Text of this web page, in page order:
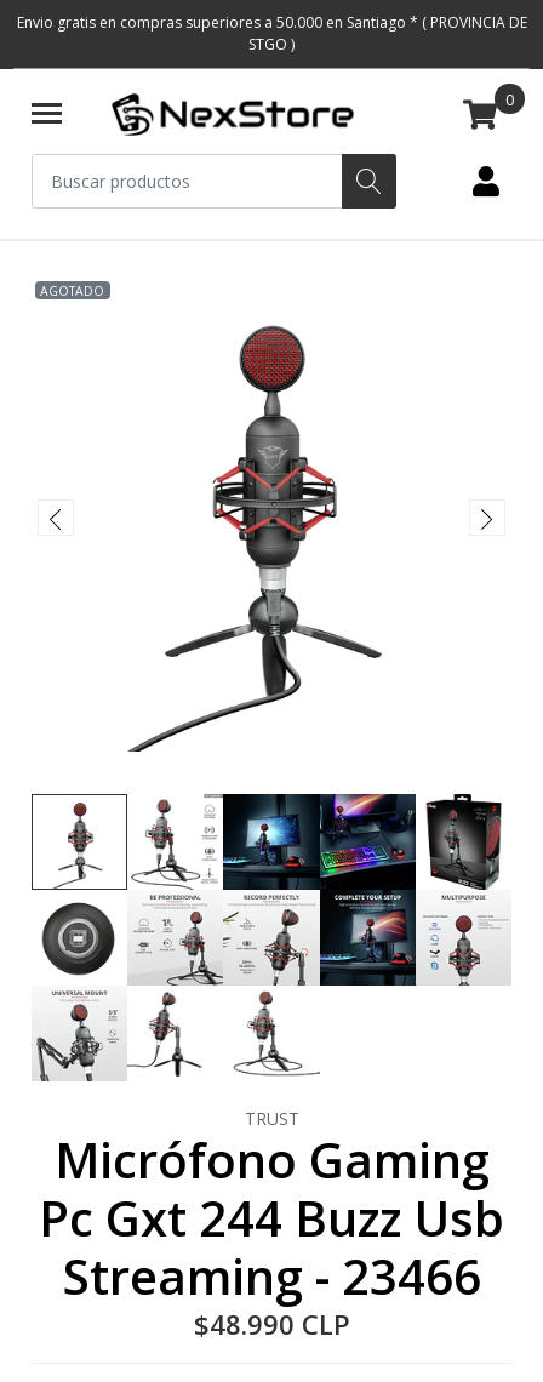
Envio gratis en compras superiores a 50.000 en Santiago * ( PROVINCIA DE
STGO )
0
AGOTADO
TRUST
Micrófono Gaming
Pc Gxt 244 Buzz Usb
Streaming - 23466
$48.990 CLP